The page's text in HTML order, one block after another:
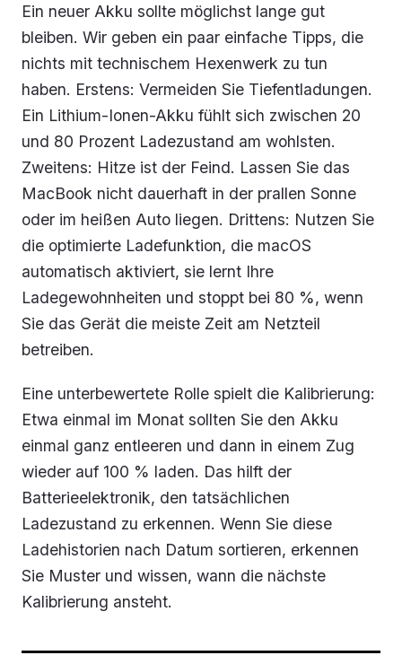
Ein neuer Akku sollte möglichst lange gut
bleiben. Wir geben ein paar einfache Tipps, die
nichts mit technischem Hexenwerk zu tun
haben. Erstens: Vermeiden Sie Tiefentladungen.
Ein Lithium-Ionen-Akku fühlt sich zwischen 20
und 80 Prozent Ladezustand am wohlsten.
Zweitens: Hitze ist der Feind. Lassen Sie das
MacBook nicht dauerhaft in der prallen Sonne
oder im heißen Auto liegen. Drittens: Nutzen Sie
die optimierte Ladefunktion, die macOS
automatisch aktiviert, sie lernt Ihre
Ladegewohnheiten und stoppt bei 80 %, wenn
Sie das Gerät die meiste Zeit am Netzteil
betreiben.
Eine unterbewertete Rolle spielt die Kalibrierung:
Etwa einmal im Monat sollten Sie den Akku
einmal ganz entleeren und dann in einem Zug
wieder auf 100 % laden. Das hilft der
Batterieelektronik, den tatsächlichen
Ladezustand zu erkennen. Wenn Sie diese
Ladehistorien nach Datum sortieren, erkennen
Sie Muster und wissen, wann die nächste
Kalibrierung ansteht.